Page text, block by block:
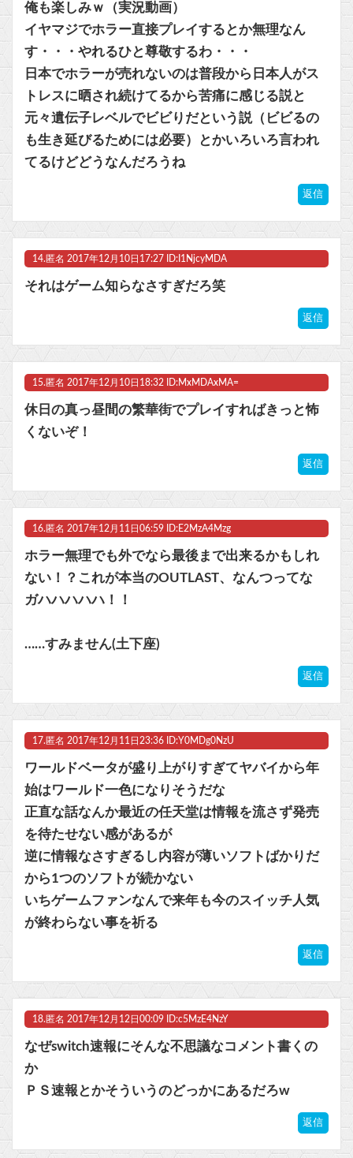
俺も楽しみｗ（実況動画）
イヤマジでホラー直接プレイするとか無理なん
す・・・やれるひと尊敬するわ・・・
日本でホラーが売れないのは普段から日本人がス
トレスに晒され続けてるから苦痛に感じる説と
元々遺伝子レベルでビビりだという説（ビビるの
も生き延びるためには必要）とかいろいろ言われ
てるけどどうなんだろうね
返信
14. 匿名 2017年12月10日17:27 ID:I1NjcyMDA
それはゲーム知らなさすぎだろ笑
返信
15. 匿名 2017年12月10日18:32 ID:MxMDAxMA=
休日の真っ昼間の繁華街でプレイすればきっと怖
くないぞ！
返信
16. 匿名 2017年12月11日06:59 ID:E2MzA4Mzg
ホラー無理でも外でなら最後まで出来るかもしれ
ない！？これが本当のOUTLAST、なんつってな
ガハハハハハ！！
……すみません(土下座)
返信
17. 匿名 2017年12月11日23:36 ID:Y0MDg0NzU
ワールドベータが盛り上がりすぎてヤバイから年
始はワールド一色になりそうだな
正直な話なんか最近の任天堂は情報を流さず発売
を待たせない感があるが
逆に情報なさすぎるし内容が薄いソフトばかりだ
から1つのソフトが続かない
いちゲームファンなんで来年も今のスイッチ人気
が終わらない事を祈る
返信
18. 匿名 2017年12月12日00:09 ID:c5MzE4NzY
なぜswitch速報にそんな不思議なコメント書くの
か
ＰＳ速報とかそういうのどっかにあるだろw
返信